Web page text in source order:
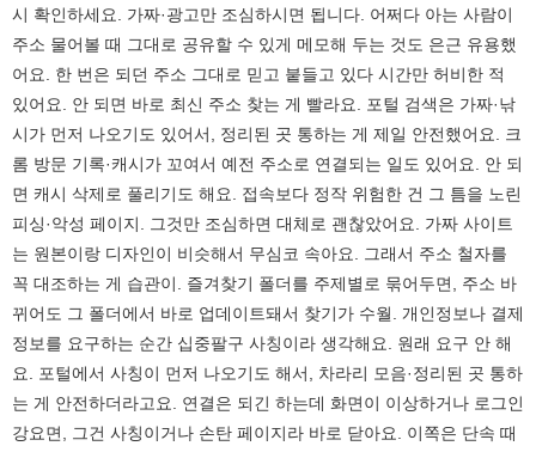
시 확인하세요. 가짜·광고만 조심하시면 됩니다. 어쩌다 아는 사람이
주소 물어볼 때 그대로 공유할 수 있게 메모해 두는 것도 은근 유용했
어요. 한 번은 되던 주소 그대로 믿고 붙들고 있다 시간만 허비한 적
있어요. 안 되면 바로 최신 주소 찾는 게 빨라요. 포털 검색은 가짜·낚
시가 먼저 나오기도 있어서, 정리된 곳 통하는 게 제일 안전했어요. 크
롬 방문 기록·캐시가 꼬여서 예전 주소로 연결되는 일도 있어요. 안 되
면 캐시 삭제로 풀리기도 해요. 접속보다 정작 위험한 건 그 틈을 노린
피싱·악성 페이지. 그것만 조심하면 대체로 괜찮았어요. 가짜 사이트
는 원본이랑 디자인이 비슷해서 무심코 속아요. 그래서 주소 철자를
꼭 대조하는 게 습관이. 즐겨찾기 폴더를 주제별로 묶어두면, 주소 바
뀌어도 그 폴더에서 바로 업데이트돼서 찾기가 수월. 개인정보나 결제
정보를 요구하는 순간 십중팔구 사칭이라 생각해요. 원래 요구 안 해
요. 포털에서 사칭이 먼저 나오기도 해서, 차라리 모음·정리된 곳 통하
는 게 안전하더라고요. 연결은 되긴 하는데 화면이 이상하거나 로그인
강요면, 그건 사칭이거나 손탄 페이지라 바로 닫아요. 이쪽은 단속 때